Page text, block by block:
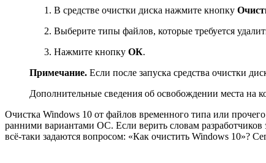
В средстве очистки диска нажмите кнопку
Выберите типы файлов, которые требуется
Нажмите кнопку ОК.
Примечание. Если после запуска средства очистки
Дополнительные сведения об освобождении места на
Очистка Windows 10 от файлов временного типа или
ранними вариантами ОС. Если верить словам разработчиков
всё-таки задаются вопросом: «Как очистить Windows 10»?